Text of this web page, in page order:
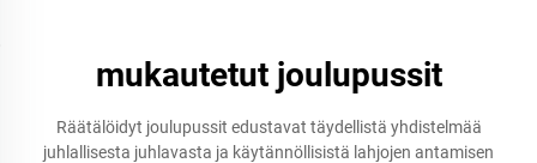
mukautetut joulupussit
Räätälöidyt joulupussit edustavat täydellistä yhdistelmää
juhlallisesta juhlavasta ja käytännöllisistä lahjojen antamisen